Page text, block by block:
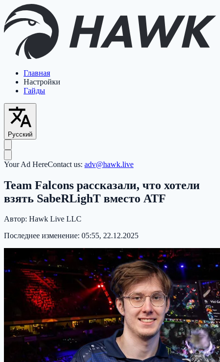
Главная
Настройки
Гайды
Русский
Your Ad HereContact us: adv@hawk.live
Team Falcons рассказали, что хотели
взять SabeRLighT вместо ATF
Автор: Hawk Live LLC
Последнее изменение: 05:55, 22.12.2025